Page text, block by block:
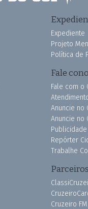
Expediente
Projeto
Política de
Fale
Fale com o
Anuncie no
Anuncie no
Repórter
Trabalhe
Parceiros
Cruzeiro